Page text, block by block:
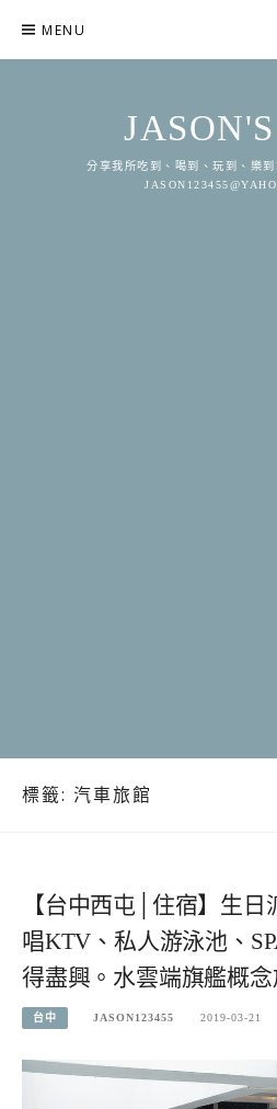
content
MENU
分享我所吃到、喝到、玩到、樂
標籤: 汽車旅館
【台中西屯│住宿】生
唱KTV、私人游泳池、
得盡興。水雲端旗艦概
台中 JASON123455 2019-03-21